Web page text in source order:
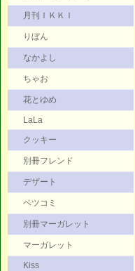
月刊ＩＫＫＩ
りぼん
なかよし
ちゃお
花とゆめ
LaLa
クッキー
別冊フレンド
デザート
ベツコミ
別冊マーガレット
マーガレット
Kiss